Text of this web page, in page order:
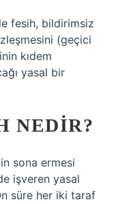
fesih, bildirimsiz
(geçici
kıdem
yasal bir
NEDIR?
sona ermesi
işveren yasal
süre her iki taraf